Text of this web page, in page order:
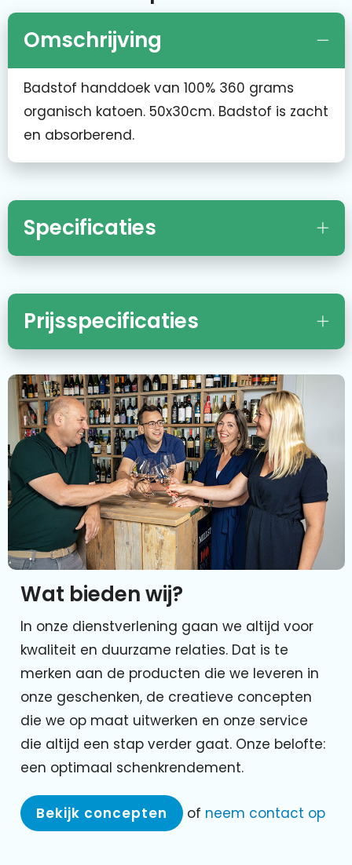
Omschrijving
Badstof handdoek van 100% 360 grams
organisch katoen. 50x30cm. Badstof is zacht
en absorberend.
Specificaties
Prijsspecificaties
Wat bieden wij?
In onze dienstverlening gaan we altijd voor
kwaliteit en duurzame relaties. Dat is te
merken aan de producten die we leveren in
onze geschenken, de creatieve concepten
die we op maat uitwerken en onze service
die altijd een stap verder gaat. Onze belofte:
een optimaal schenkrendement.
Bekijk concepten of neem contact op